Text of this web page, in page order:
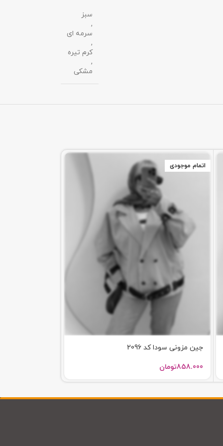
سبز
,
سرمه ای
,
کرم تیره
,
مشکی
اتمام موجودی
جین مزونی سودا کد 2096
858.000تومان